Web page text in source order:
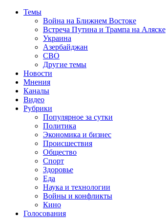
Темы
Война на Ближнем Востоке
Встреча Путина и Трампа на Аляске
Украина
Азербайджан
СВО
Другие темы
Новости
Мнения
Каналы
Видео
Рубрики
Популярное за сутки
Политика
Экономика и бизнес
Происшествия
Общество
Спорт
Здоровье
Еда
Наука и технологии
Войны и конфликты
Кино
Голосования